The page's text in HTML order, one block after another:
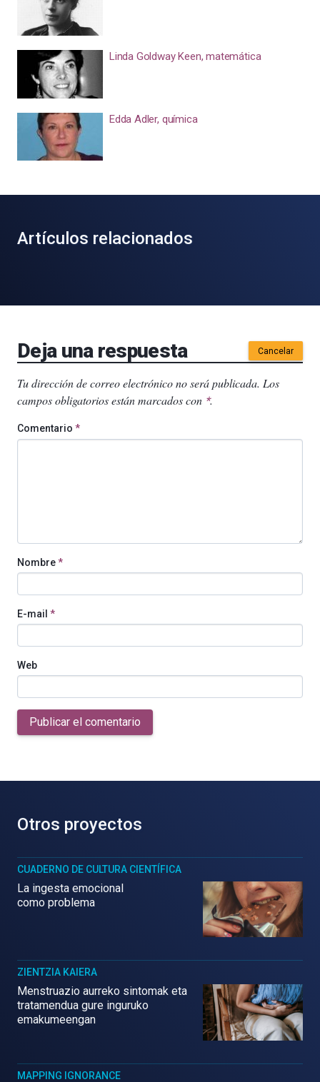
Linda Goldway Keen, matemática
Edda Adler, química
Artículos relacionados
Deja una respuesta Cancelar
Tu dirección de correo electrónico no será publicada. Los
campos obligatorios están marcados con *.
Comentario *
Nombre*
E-mail *
Web
Publicar el comentario
Otros proyectos
CUADERNO DE CULTURA CIENTÍFICA
La ingesta emocional
como problema
ZIENTZIA KAIERA
Menstruazio aurreko sintomak eta
tratamendua gure inguruko
emakumeengan
MAPPING IGNORANCE